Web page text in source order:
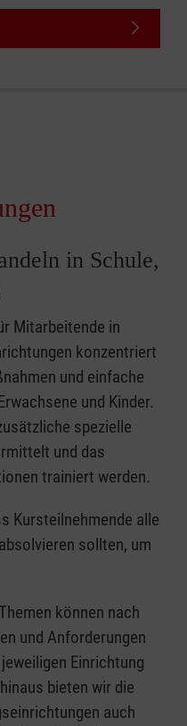
in Schule,
Mitarbeitende in
konzentriert
und einfache
und Kinder.
spezielle
und das
trainiert werden.
Kursteilnehmende alle
sollten, um
können nach
und Anforderungen
Einrichtung
bieten wir die
auch